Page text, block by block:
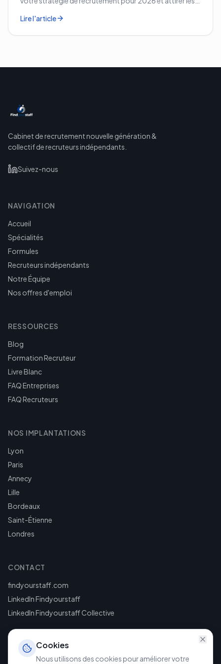
Lire l'article
Cabinet de recrutement nouvelle génération &
collectif de recruteurs indépendants.
Suivez-nous
NAVIGATION
Accueil
Spécialités
Formules
Recruteurs indépendants
Notre Équipe
Nos offres d'emploi
RESSOURCES
Blog
Formation Recruteur
Livre Blanc
FAQ Entreprises
FAQ Recruteurs
NOS IMPLANTATIONS
Lyon
Paris
Annecy
Lille
Bordeaux
Saint-Étienne
Londres
CONTACT
findyourstaff.com
LinkedIn Findyourstaff
LinkedIn Findyourstaff Collective
Cookies
Nous utilisons des cookies pour améliorer votre